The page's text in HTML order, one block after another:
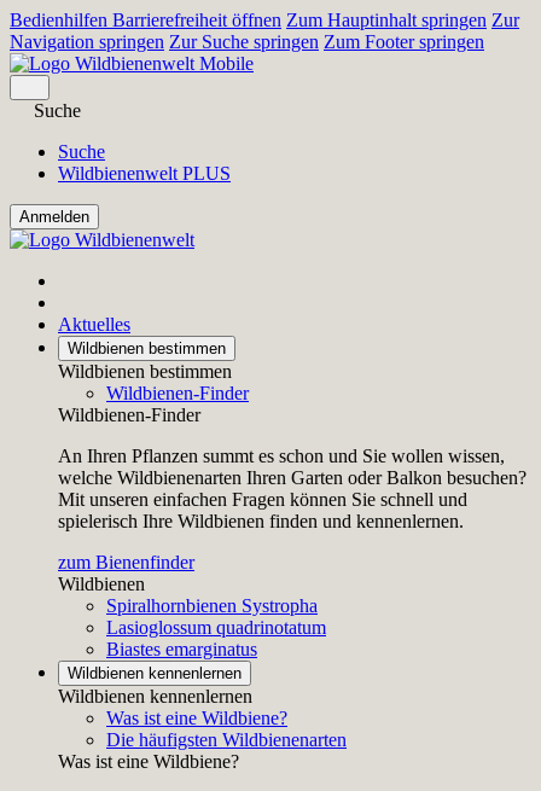
Bedienhilfen Barrierefreiheit öffnen Zum Hauptinhalt springen Zur
Navigation springen Zur Suche springen Zum Footer springen
Suche
Suche
Wildbienenwelt PLUS
Aktuelles
Wildbienen bestimmen
Wildbienen bestimmen
Wildbienen-Finder
Wildbienen-Finder
An Ihren Pflanzen summt es schon und Sie wollen wissen,
welche Wildbienenarten Ihren Garten oder Balkon besuchen?
Mit unseren einfachen Fragen können Sie schnell und
spielerisch Ihre Wildbienen finden und kennenlernen.
zum Bienenfinder
Wildbienen
Spiralhornbienen Systropha
Lasioglossum quadrinotatum
Biastes emarginatus
Wildbienen kennenlernen
Wildbienen kennenlernen
Was ist eine Wildbiene?
Die häufigsten Wildbienenarten
Was ist eine Wildbiene?